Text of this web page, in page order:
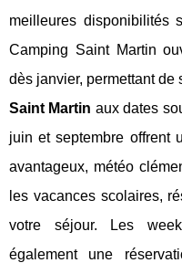
meilleures disponibilités
Camping Saint Martin
dès janvier, permettant de
Saint Martin aux dates
juin et septembre offrent
avantageux, météo
les vacances scolaires,
votre séjour. Les
également une